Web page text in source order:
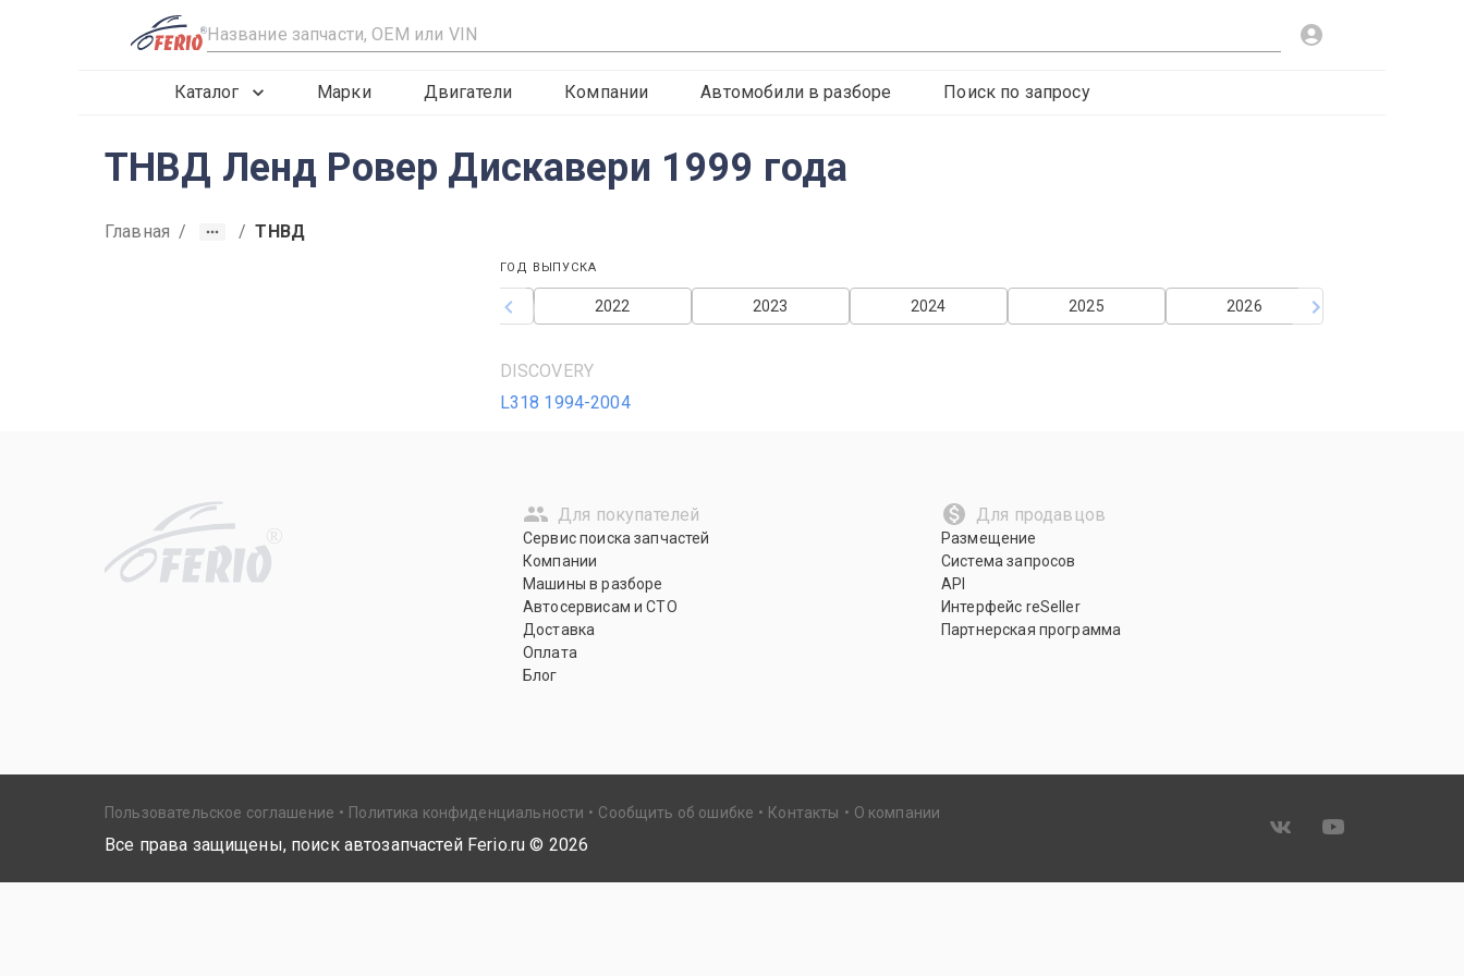
R
Каталог Марки Двигатели Компании Автомобили в разборе Поиск по запросу
ТНВД Ленд Ровер Дискавери 1999 года
Главная / / ТНВД
ГОД ВЫПУСКА
2026
2025
2024
2023
2022
DISCOVERY
L318 1994-2004
R
Для покупателей
Сервис поиска запчастей
Компании
Машины в разборе
Автосервисам и СТО
Доставка
Оплата
Блог
Для продавцов
Размещение
Система запросов
API
Интерфейс reSeller
Партнерская программа
Пользовательское соглашение Политика конфиденциальности Сообщить об ошибке Контакты О компании
Все права защищены, поиск автозапчастей Ferio.ru © 2026